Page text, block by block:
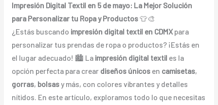
Impresión Digital Textil en 5 de mayo: La Mejor Solución
para Personalizar tu Ropa y Productos👕🎨
¿Estás buscando impresión digital textil en CDMXpara
personalizar tus prendas de ropa o productos? ¡Estás en
el lugar adecuado! 🏙️ La impresión digital textil es la
opción perfecta para crear diseños únicosen camisetas,
gorras, bolsasy más, con colores vibrantes y detalles
nítidos. En este artículo, exploramos todo lo que necesitas